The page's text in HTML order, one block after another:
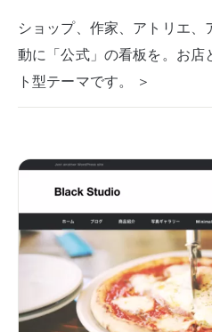
ショップ、作家、アトリエ
動に「公式」の看板を。お店
ト型テーマです。 ＞